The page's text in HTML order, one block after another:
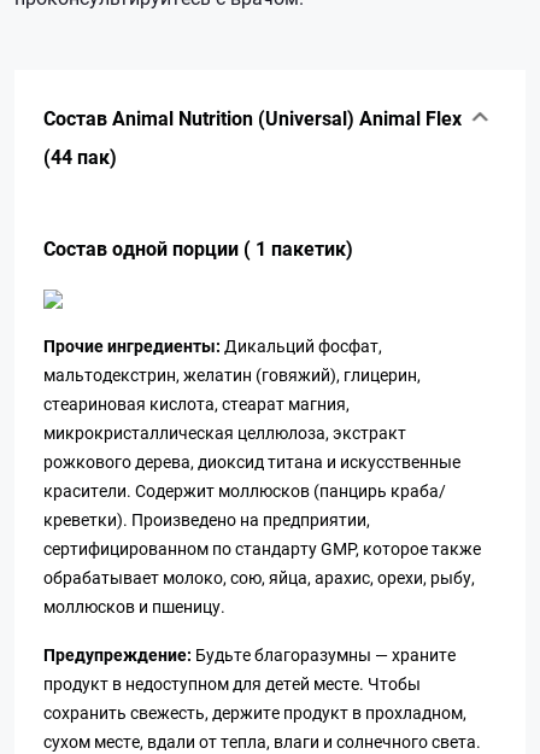
Состав Animal Nutrition (Universal) Animal Flex
(44 пак)
Cостав одной порции ( 1 пакетик)
Прочие ингредиенты: Дикальций фосфат,
мальтодекстрин, желатин (говяжий), глицерин,
стеариновая кислота, стеарат магния,
микрокристаллическая целлюлоза, экстракт
рожкового дерева, диоксид титана и искусственные
красители. Содержит моллюсков (панцирь краба/
креветки). Произведено на предприятии,
сертифицированном по стандарту GMP, которое также
обрабатывает молоко, сою, яйца, арахис, орехи, рыбу,
моллюсков и пшеницу.
Предупреждение: Будьте благоразумны — храните
продукт в недоступном для детей месте. Чтобы
сохранить свежесть, держите продукт в прохладном,
сухом месте, вдали от тепла, влаги и солнечного света.